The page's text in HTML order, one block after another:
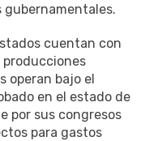
gubernamentales.
cuentan con
producciones
operan bajo el
en el estado de
por sus congresos
para gastos